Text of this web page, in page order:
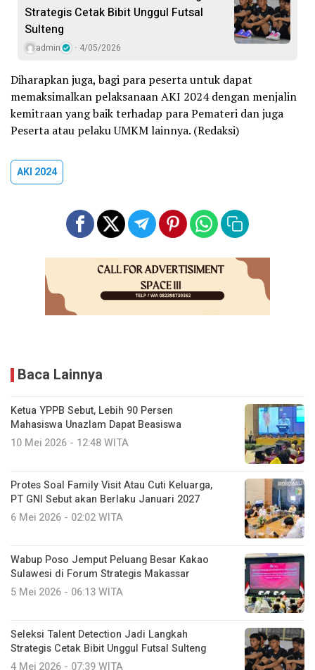
Strategis Cetak Bibit Unggul Futsal
Sulteng
admin 4/05/2026
Diharapkan juga, bagi para peserta untuk dapat
memaksimalkan pelaksanaan AKI 2024 dengan menjalin
kemitraan yang baik terhadap para Pemateri dan juga
Peserta atau pelaku UMKM lainnya. (Redaksi)
AKI 2024
Baca Lainnya
Ketua YPPB Sebut, Lebih 90 Persen
Mahasiswa Unazlam Dapat Beasiswa
10 Mei 2026 - 12:48 WITA
Protes Soal Family Visit Atau Cuti Keluarga,
PT GNI Sebut akan Berlaku Januari 2027
6 Mei 2026 - 02:02 WITA
Wabup Poso Jemput Peluang Besar Kakao
Sulawesi di Forum Strategis Makassar
5 Mei 2026 - 06:13 WITA
Seleksi Talent Detection Jadi Langkah
Strategis Cetak Bibit Unggul Futsal Sulteng